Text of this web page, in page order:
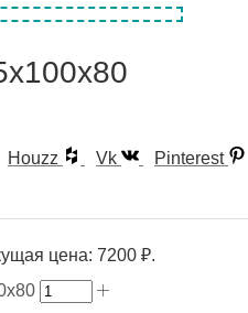
Houzz Vk
Pinterest
цена: 7200 ₽.